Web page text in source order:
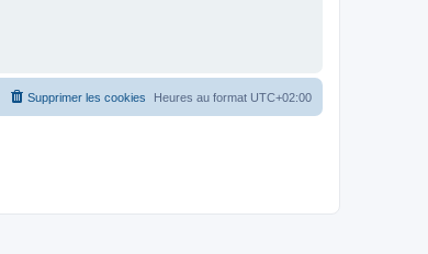
Heures au format UTC+02:00
Supprimer les cookies